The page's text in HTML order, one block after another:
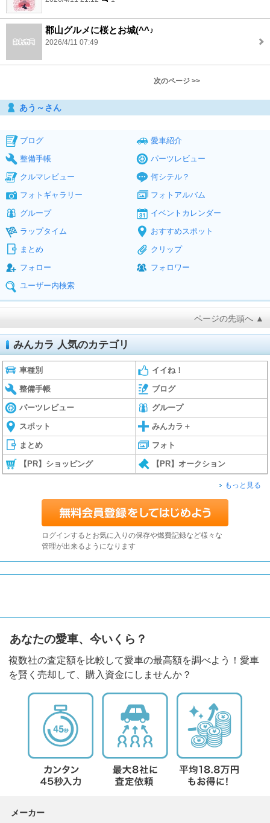
郡山グルメに桜とお城(^^♪
2026/4/11 07:49
次のページ >>
あう～さん
ブログ
愛車紹介
整備手帳
パーツレビュー
クルマレビュー
何シテル？
フォトギャラリー
フォトアルバム
グループ
イベントカレンダー
ラップタイム
おすすめスポット
まとめ
クリップ
フォロー
フォロワー
ユーザー内検索
ページの先頭へ ▲
みんカラ 人気のカテゴリ
車種別 イイね！
整備手帳 ブログ
パーツレビュー グループ
スポット みんカラ＋
まとめ フォト
【PR】ショッピング 【PR】オークション
もっと見る
ログインするとお気に入りの保存や燃費記録など様々な
管理が出来るようになります
あなたの愛車、今いくら？
複数社の査定額を比較して愛車の最高額を調べよう！愛車
を賢く売却して、購入資金にしませんか？
メーカー